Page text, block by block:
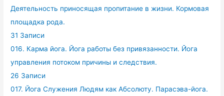
Деятельность приносящая пропитание в жизни. Кормовая
площадка рода.
31 Записи
016. Карма йога. Йога работы без привязанности. Йога
управления потоком причины и следствия.
26 Записи
017. Йога Служения Людям как Абсолюту. Парасэва-йога.